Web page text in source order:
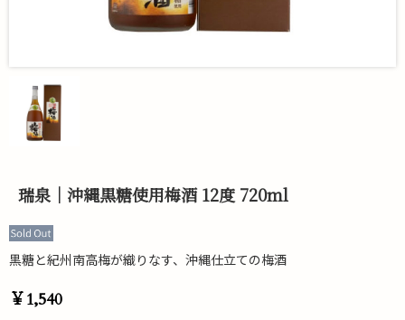
瑞泉｜沖縄黒糖使用梅酒 12度 720ml
黒糖と紀州南高梅が織りなす、沖縄仕立ての梅酒
￥1,540